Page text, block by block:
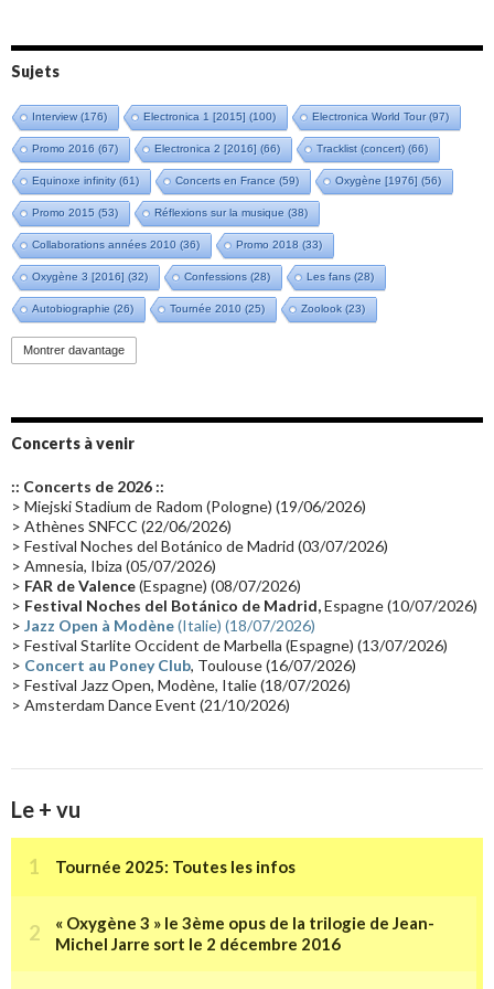
Sujets
Interview(176) Electronica 1 [2015] (100) Electronica World Tour(97)
Promo 2016 (67) Electronica 2 [2016] (66) Tracklist (concert) (66)
Equinoxe infinity(61) Concerts en France (59) Oxygène [1976] (56)
Promo 2015 (53) Réflexions sur la musique (38)
Collaborations années 2010 (36) Promo 2018 (33)
Oxygène 3 [2016] (32) Confessions (28) Les fans (28)
Autobiographie (26) Tournée 2010 (25) Zoolook (23)
Promo 2019(23)
Groupe de Recherche Musicale
Passages radio Vidéo Jarrecast (16) Synthé 80's
Les concerts en Chine(16) Cinéma
Synthé Roland(15) Belgique(15)
(14) Astronomie (14)
Tournée 2025(14) 2024(14) Chine(13)
Montrer davantage
Concerts à venir
:: Concerts de 2026 ::
> Miejski Stadium de Radom (Pologne) (19/06/2026)
> Athènes SNFCC (22/06/2026)
> Festival Noches del Botánico de Madrid (03/07/2026)
> Amnesia, Ibiza (05/07/2026)
> FAR de Valence(Espagne) (08/07/2026)
> Festival Noches del Botánico de Madrid,Espagne (10/07/2026)
> Jazz Open à Modène(Italie) (18/07/2026)
> Festival Starlite Occident de Marbella (Espagne) (13/07/2026)
> Concert au Poney Club, Toulouse (16/07/2026)
> Festival Jazz Open, Modène, Italie (18/07/2026)
> Amsterdam Dance Event (21/10/2026)
Le + vu